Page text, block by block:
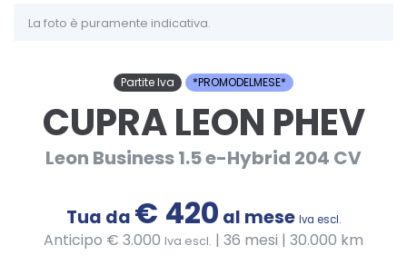
La foto è puramente indicativa.
Partite Iva *PROMODELMESE*
CUPRA LEON PHEV
Leon Business 1.5 e-Hybrid 204 CV
Tua da € 420 al mese Iva escl.
Anticipo € 3.000 Iva escl. | 36 mesi | 30.000 km